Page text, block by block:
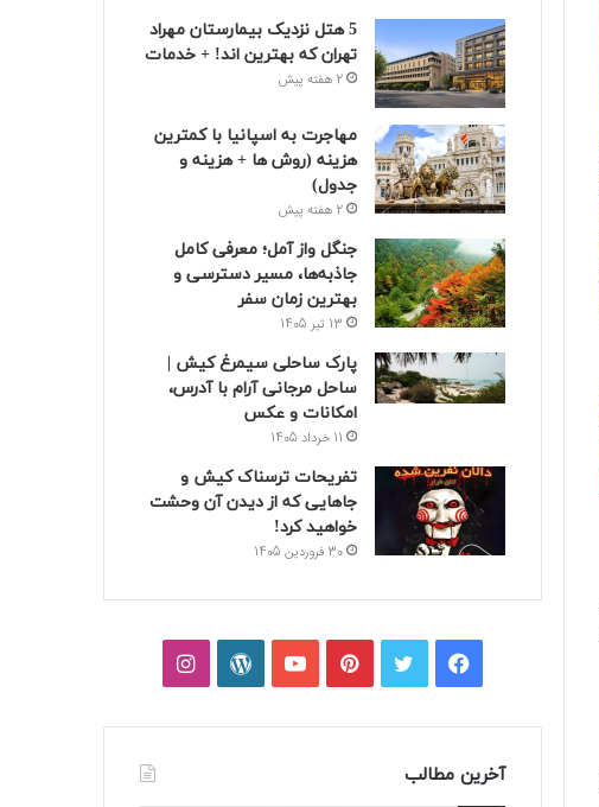
5 هتل نزدیک بیمارستان مهراد
تهران که بهترین‌ اند! + خدمات
2 هفته پیش
مهاجرت به اسپانیا با کمترین
هزینه (روش ها + هزینه و
جدول)
2 هفته پیش
جنگل واز آمل؛ معرفی کامل
جاذبه‌ها، مسیر دسترسی و
بهترین زمان سفر
13 تیر 1405
پارک ساحلی سیمرغ کیش |
ساحل مرجانی آرام با آدرس،
امکانات و عکس
11 خرداد 1405
تفریحات ترسناک کیش و
جاهایی که از دیدن آن وحشت
خواهید کرد!
30 فروردین 1405
فیسبوکتوییترپینتریستیوتیوبوردپرساینستاگرام
آخرین مطالب